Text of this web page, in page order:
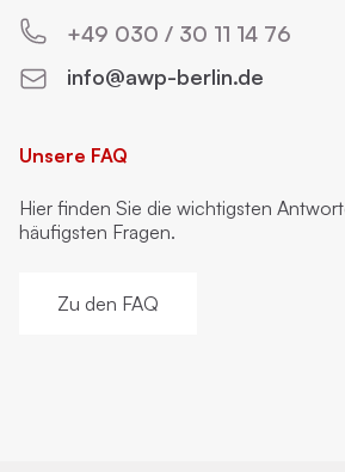
+49 030 / 30 11 14 76
info@awp-berlin.de
Unsere FAQ
Hier finden Sie die wichtigsten
häufigsten Fragen.
Zu den FAQ